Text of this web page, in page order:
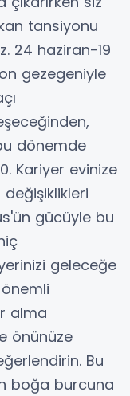
tansiyonu
24 haziran-19
gezegeniyle
dönemde
Kariyer evinize
gücüyle bu
geleceğe
alma
önünüze
Bu
boğa burcuna